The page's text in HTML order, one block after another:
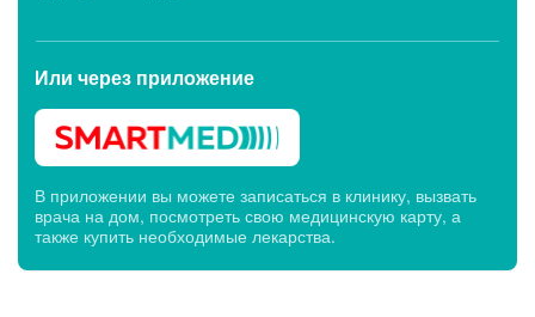
Или через приложение
В приложении вы можете записаться в клинику, вызвать
врача на дом, посмотреть свою медицинскую карту, а
также купить необходимые лекарства.